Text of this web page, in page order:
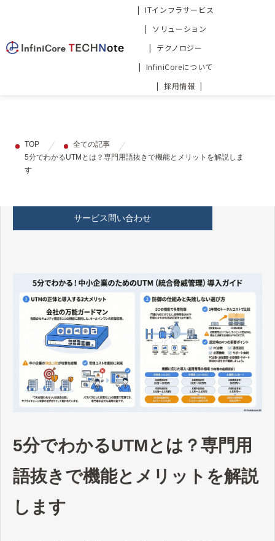
ITインフラサービス
ソリューション
テクノロジー
InfiniCoreについて
採用情報
TOP
全ての記事
5分でわかるUTMとは？専門用語抜きで機能とメリットを解説しま
す
サービス問い合わせ
5分でわかるUTMとは？専門用
語抜きで機能とメリットを解説
します